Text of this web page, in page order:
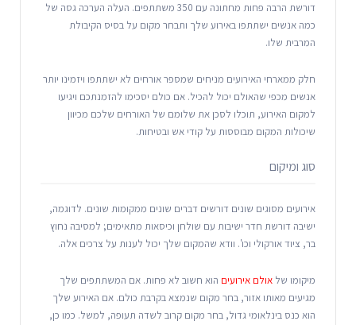
דורשת הרבה פחות מחתונה עם 350 משתתפים. העלה הערכה גסה של
כמה אנשים ישתתפו באירוע שלך ותבחר מקום על בסיס הקיבולת
המרבית שלו.
חלק ממארחי האירועים מניחים שמספר אורחים לא ישתתפו ויזמינו יותר
אנשים מכפי שהאולם יכול להכיל. אם כולם יסכימו להזמנתכם ויגיעו
למקום האירוע, תוכלו לסכן את שלומם של האורחים שלכם מכיוון
שיכולות המקום מבוססות על קודי אש ובטיחות.
סוג ומיקום
אירועים מסוגים שונים דורשים דברים שונים ממקומות שונים. לדוגמה,
ישיבה דורשת חדר ישיבות עם שולחן וכיסאות מתאימים; למסיבה נחוץ
בר, ציוד אורקולי וכו'. וודא שהמקום שלך יכול לענות על צרכים אלה.
מיקומו של אולם אירועים הוא חשוב לא פחות. אם המשתתפים שלך
מגיעים מאותו אזור, בחר מקום שנמצא בקרבת כולם. אם האירוע שלך
הוא כנס בינלאומי גדול, בחר מקום קרוב לשדה תעופה, למשל. כמו כן,